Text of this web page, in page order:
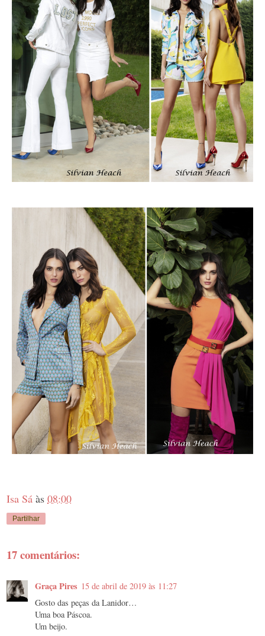
Isa Sá às 08:00
Partilhar
17 comentários:
Graça Pires 15 de abril de 2019 às 11:27
Gosto das peças da Lanidor…
Uma boa Páscoa.
Um beijo.